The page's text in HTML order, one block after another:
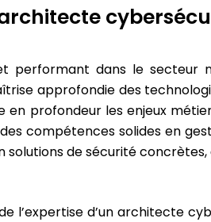
performant dans le secteur
approfondie des
profondeur les enjeux
compétences solides en
de sécurité
l’expertise d’un architecte